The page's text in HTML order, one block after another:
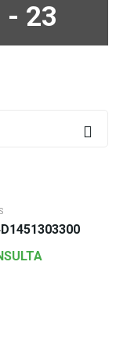
- 23